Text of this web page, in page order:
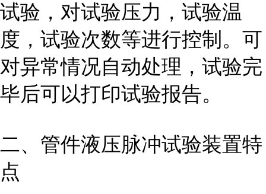
试验，对试验压力，试验温
度，试验次数等进行控制。可
对异常情况自动处理，试验完
毕后可以打印试验报告。
二、管件液压脉冲试验装置特
点